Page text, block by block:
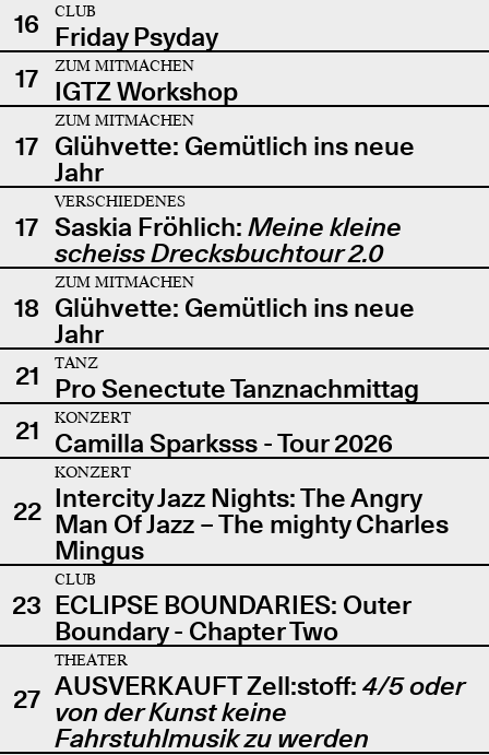
16
CLUB
Friday Psyday
17
ZUM MITMACHEN
IGTZ Workshop
17
ZUM MITMACHEN
Glühvette: Gemütlich ins neue
Jahr
17
VERSCHIEDENES
Saskia Fröhlich: Meine kleine
scheiss Drecksbuchtour 2.0
18
ZUM MITMACHEN
Glühvette: Gemütlich ins neue
Jahr
21
TANZ
Pro Senectute Tanznachmittag
21
KONZERT
Camilla Sparksss - Tour 2026
22
KONZERT
Intercity Jazz Nights: The Angry
Man Of Jazz – The mighty Charles
Mingus
23
CLUB
ECLIPSE BOUNDARIES: Outer
Boundary - Chapter Two
27
THEATER
AUSVERKAUFT Zell:stoff: 4/5 oder
von der Kunst keine
Fahrstuhlmusik zu werden